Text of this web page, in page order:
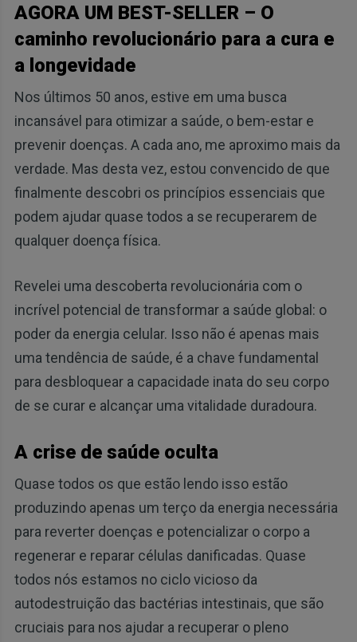
AGORA UM BEST-SELLER – O
caminho revolucionário para a cura e
a longevidade
Nos últimos 50 anos, estive em uma busca
incansável para otimizar a saúde, o bem-estar e
prevenir doenças. A cada ano, me aproximo mais da
verdade. Mas desta vez, estou convencido de que
finalmente descobri os princípios essenciais que
podem ajudar quase todos a se recuperarem de
qualquer doença física.
Revelei uma descoberta revolucionária com o
incrível potencial de transformar a saúde global: o
poder da energia celular. Isso não é apenas mais
uma tendência de saúde, é a chave fundamental
para desbloquear a capacidade inata do seu corpo
de se curar e alcançar uma vitalidade duradoura.
A crise de saúde oculta
Quase todos os que estão lendo isso estão
produzindo apenas um terço da energia necessária
para reverter doenças e potencializar o corpo a
regenerar e reparar células danificadas. Quase
todos nós estamos no ciclo vicioso da
autodestruição das bactérias intestinais, que são
cruciais para nos ajudar a recuperar o pleno